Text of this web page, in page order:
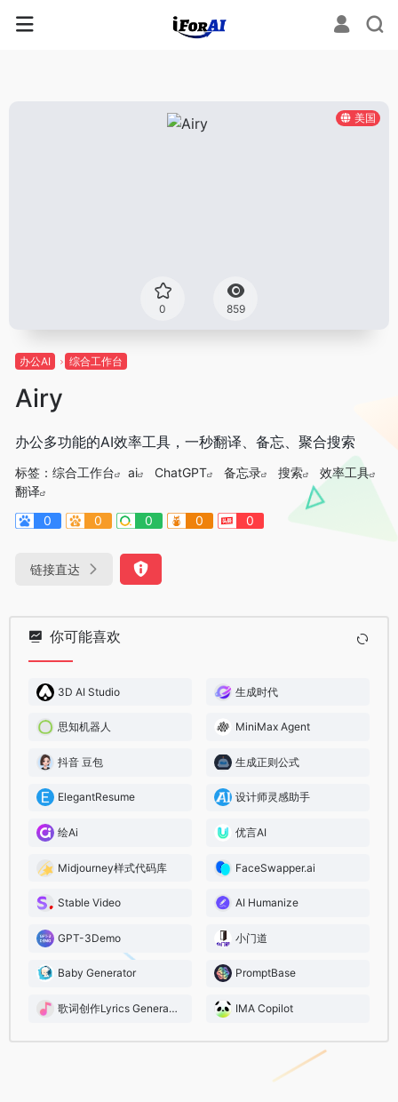
美国
0 859
办公AI 综合工作台
Airy
办公多功能的AI效率工具，一秒翻译、备忘、聚合搜索
标签： 综合工作台 ai ChatGPT 备忘录 搜索
效率工具
翻译
0
0 0 0 0
链接直达
你可能喜欢
3D AI Studio 生成时代
思知机器人 MiniMax Agent
抖音 豆包 生成正则公式
ElegantResume 设计师灵感助手
绘Ai 优言AI
Midjourney样式代码库 FaceSwapper.ai
Stable Video AI Humanize
GPT-3Demo 小门道
Baby Generator PromptBase
歌词创作Lyrics Generator IMA Copilot